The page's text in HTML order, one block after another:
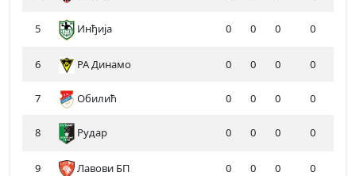
5 Инђија 0 0 0 0
6 РА Динамо 0 0 0 0
7 Обилић 0 0 0 0
8 Рудар 0 0 0 0
9 Лавови БП 0 0 0 0